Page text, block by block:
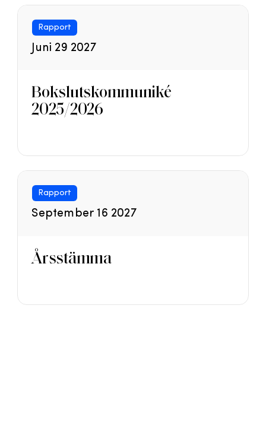
Rapport
Juni 29 2027
Bokslutskommuniké
2025/2026
Rapport
September 16 2027
Årsstämma